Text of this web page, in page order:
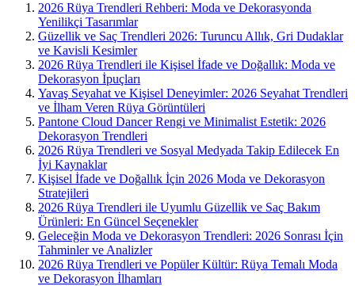
2026 Rüya Trendleri Rehberi: Moda ve Dekorasyonda
Yenilikçi Tasarımlar
Güzellik ve Saç Trendleri 2026: Turuncu Allık, Gri Dudaklar
ve Kavisli Kesimler
2026 Rüya Trendleri ile Kişisel İfade ve Doğallık: Moda ve
Dekorasyon İpuçları
Yavaş Seyahat ve Kişisel Deneyimler: 2026 Seyahat Trendleri
ve İlham Veren Rüya Görüntüleri
Pantone Cloud Dancer Rengi ve Minimalist Estetik: 2026
Dekorasyon Trendleri
2026 Rüya Trendleri ve Sosyal Medyada Takip Edilecek En
İyi Kaynaklar
Kişisel İfade ve Doğallık İçin 2026 Moda ve Dekorasyon
Stratejileri
2026 Rüya Trendleri ile Uyumlu Güzellik ve Saç Bakım
Ürünleri: En Güncel Seçenekler
Geleceğin Moda ve Dekorasyon Trendleri: 2026 Sonrası İçin
Tahminler ve Analizler
2026 Rüya Trendleri ve Popüler Kültür: Rüya Temalı Moda
ve Dekorasyon İlhamları